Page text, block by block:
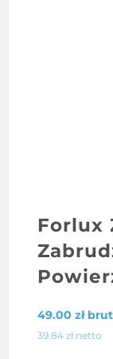
Forlux
49.00zł
39.84 zł netto